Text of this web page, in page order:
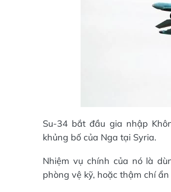
Su-34 bắt đầu gia nhập
khủng bố của Nga tại Syria.
Nhiệm vụ chính của nó là
phòng vệ kỹ, hoặc thậm chí